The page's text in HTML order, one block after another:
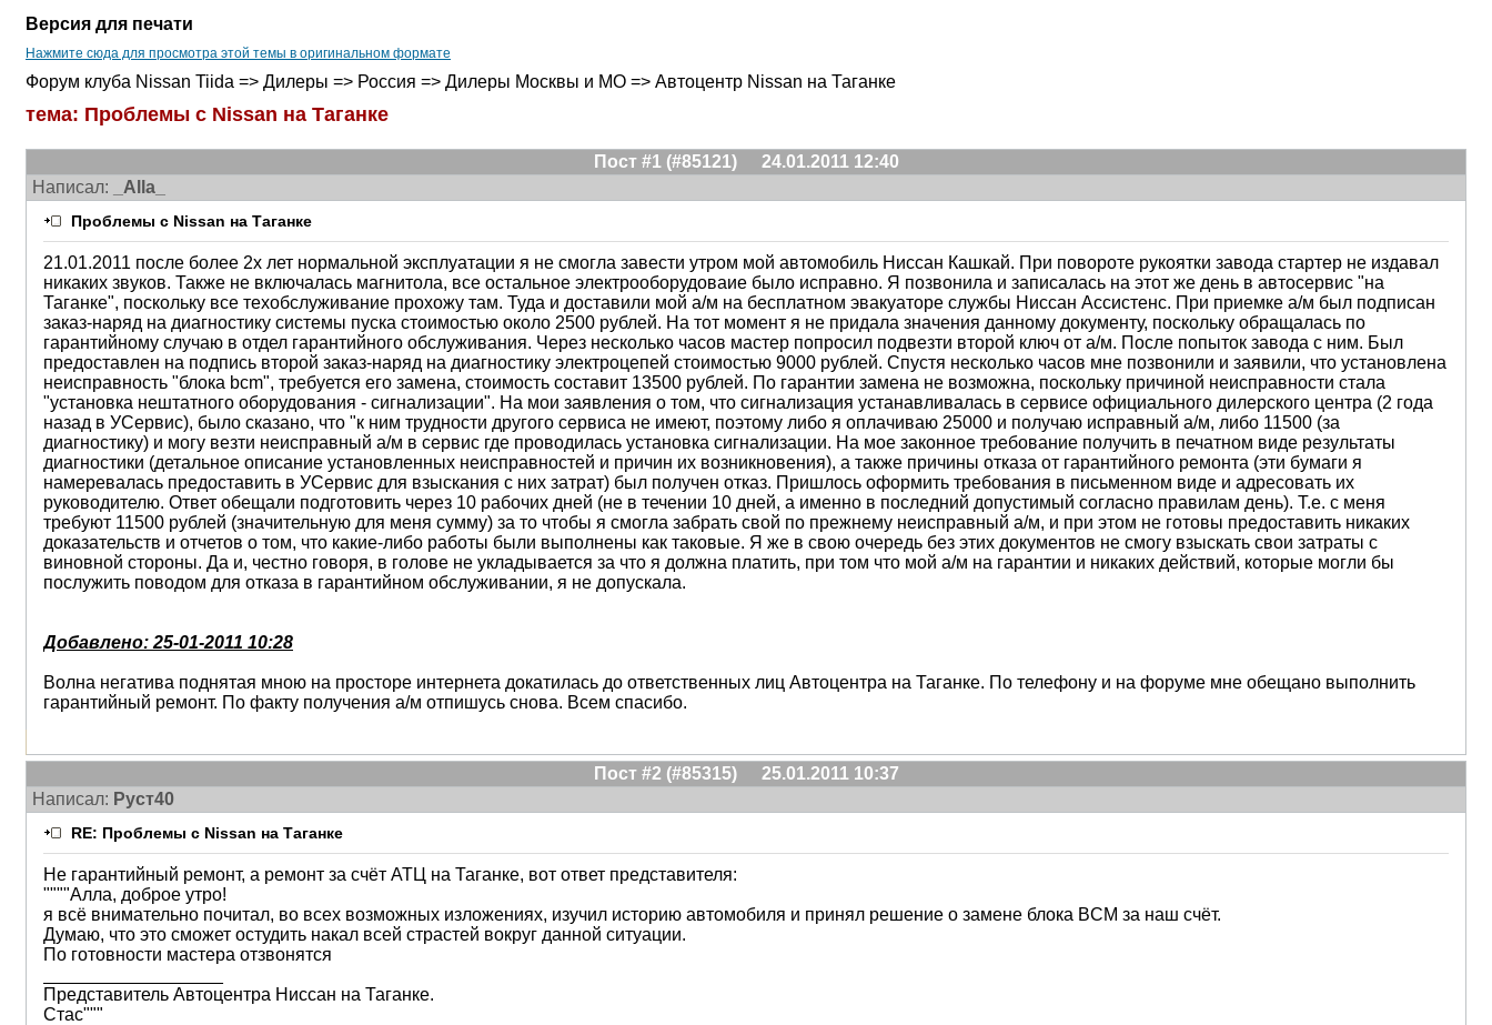
Версия для печати
Нажмите сюда для просмотра этой темы в оригинальном формате
Форум клуба Nissan Tiida => Дилеры => Россия => Дилеры Москвы и МО => Автоцентр Nissan на Таганке
тема: Проблемы с Nissan на Таганке
Пост #1 (#85121)
24.01.2011 12:40
Написал:
_Alla_
Проблемы с Nissan на Таганке
21.01.2011 после более 2х лет нормальной эксплуатации я не смогла завести утром мой автомобиль Ниссан Кашкай. При повороте рукоятки завода стартер не издавал
никаких звуков. Также не включалась магнитола, все остальное электрооборудоваие было исправно. Я позвонила и записалась на этот же день в автосервис "на
Таганке", поскольку все техобслуживание прохожу там. Туда и доставили мой а/м на бесплатном эвакуаторе службы Ниссан Ассистенс. При приемке а/м был подписан
заказ-наряд на диагностику системы пуска стоимостью около 2500 рублей. На тот момент я не придала значения данному документу, поскольку обращалась по
гарантийному случаю в отдел гарантийного обслуживания. Через несколько часов мастер попросил подвезти второй ключ от а/м. После попыток завода с ним. Был
предоставлен на подпись второй заказ-наряд на диагностику электроцепей стоимостью 9000 рублей. Спустя несколько часов мне позвонили и заявили, что установлена
неисправность "блока bcm", требуется его замена, стоимость составит 13500 рублей. По гарантии замена не возможна, поскольку причиной неисправности стала
"установка нештатного оборудования - сигнализации". На мои заявления о том, что сигнализация устанавливалась в сервисе официального дилерского центра (2 года
назад в УСервис), было сказано, что "к ним трудности другого сервиса не имеют, поэтому либо я оплачиваю 25000 и получаю исправный а/м, либо 11500 (за
диагностику) и могу везти неисправный а/м в сервис где проводилась установка сигнализации. На мое законное требование получить в печатном виде результаты
диагностики (детальное описание установленных неисправностей и причин их возникновения), а также причины отказа от гарантийного ремонта (эти бумаги я
намеревалась предоставить в УСервис для взыскания с них затрат) был получен отказ. Пришлось оформить требования в письменном виде и адресовать их
руководителю. Ответ обещали подготовить через 10 рабочих дней (не в течении 10 дней, а именно в последний допустимый согласно правилам день). Т.е. с меня
требуют 11500 рублей (значительную для меня сумму) за то чтобы я смогла забрать свой по прежнему неисправный а/м, и при этом не готовы предоставить никаких
доказательств и отчетов о том, что какие-либо работы были выполнены как таковые. Я же в свою очередь без этих документов не смогу взыскать свои затраты с
виновной стороны. Да и, честно говоря, в голове не укладывается за что я должна платить, при том что мой а/м на гарантии и никаких действий, которые могли бы
послужить поводом для отказа в гарантийном обслуживании, я не допускала.
Добавлено: 25-01-2011 10:28
Волна негатива поднятая мною на просторе интернета докатилась до ответственных лиц Автоцентра на Таганке. По телефону и на форуме мне обещано выполнить
гарантийный ремонт. По факту получения а/м отпишусь снова. Всем спасибо.
Пост #2 (#85315)
25.01.2011 10:37
Написал: Руст40
RE: Проблемы с Nissan на Таганке
Не гарантийный ремонт, а ремонт за счёт АТЦ на Таганке, вот ответ представителя:
""""Алла, доброе утро!
я всё внимательно почитал, во всех возможных изложениях, изучил историю автомобиля и принял решение о замене блока BCM за наш счёт.
Думаю, что это сможет остудить накал всей страстей вокруг данной ситуации.
По готовности мастера отзвонятся
Представитель Автоцентра Ниссан на Таганке.
Стас"""